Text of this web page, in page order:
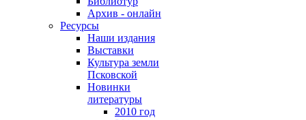
Архив - онлайн
Ресурсы
Наши издания
Выставки
Культура земли
Псковской
Новинки
литературы
2010 год